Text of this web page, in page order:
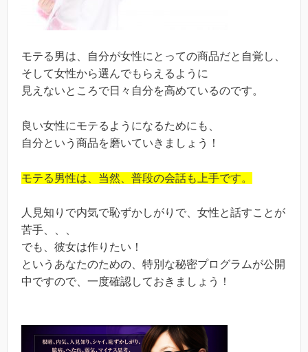
モテる男は、自分が女性にとっての商品だと自覚し、
そして女性から選んでもらえるように
見えないところで日々自分を高めているのです。
良い女性にモテるようになるためにも、
自分という商品を磨いていきましょう！
モテる男性は、当然、普段の会話も上手です。
人見知りで内気で恥ずかしがりで、女性と話すことが
苦手、、、
でも、彼女は作りたい！
というあなたのための、特別な秘密プログラムが公開
中ですので、一度確認しておきましょう！